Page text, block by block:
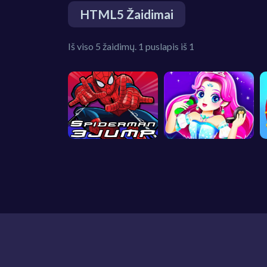
HTML5 Žaidimai
Iš viso 5 žaidimų. 1 puslapis iš 1